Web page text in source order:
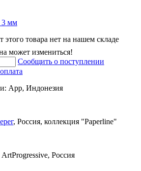
3 мм
товара нет на нашем складе
может измениться!
Сообщить о поступлении
App, Индонезия
, Россия, коллекция "Paperline"
ArtProgressive, Россия